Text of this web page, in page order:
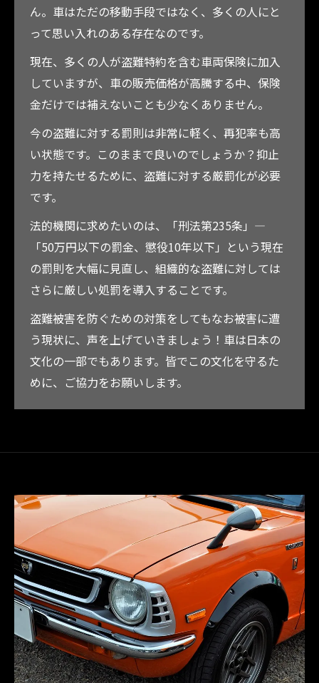
ん。車はただの移動手段ではなく、多くの人にと
って思い入れのある存在なのです。
現在、多くの人が盗難特約を含む車両保険に加入
していますが、車の販売価格が高騰する中、保険
金だけでは補えないことも少なくありません。
今の盗難に対する罰則は非常に軽く、再犯率も高
い状態です。このままで良いのでしょうか？抑止
力を持たせるために、盗難に対する厳罰化が必要
です。
法的機関に求めたいのは、「刑法第235条」—
「50万円以下の罰金、懲役10年以下」という現在
の罰則を大幅に見直し、組織的な盗難に対しては
さらに厳しい処罰を導入することです。
盗難被害を防ぐための対策をしてもなお被害に遭
う現状に、声を上げていきましょう！車は日本の
文化の一部でもあります。皆でこの文化を守るた
めに、ご協力をお願いします。